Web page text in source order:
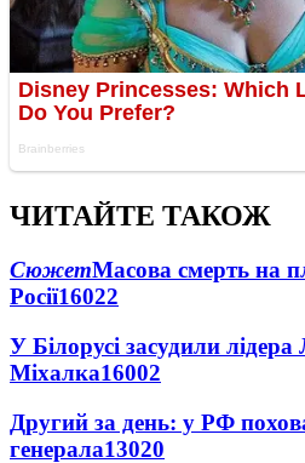
ЧИТАЙТЕ ТАКОЖ
СюжетМасова смерть на
Росії16022
У Білорусі засудили
Міхалка16002
Другий за день: у РФ
генерала13020